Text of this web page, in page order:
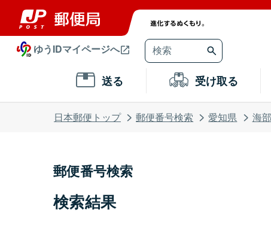
ゆうIDマイページへ
送る 受け取る
日本郵便トップ 郵便番号検索 愛知県 海
郵便番号検索
検索結果